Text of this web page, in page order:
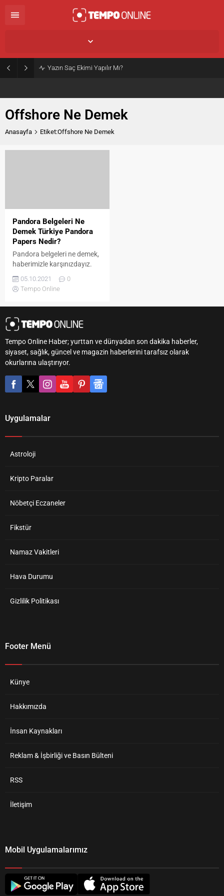
Yazın Saç Ekimi Yapılır Mı?
Offshore Ne Demek
Anasayfa Etiket:Offshore Ne Demek
Pandora Belgeleri Ne
Demek Türkiye Pandora
Papers Nedir?
Pandora belgeleri ne demek,
haberimizle karşınızdayız.
pandora belgeleri ne demek,
pandora papers nedir ve
yanıtlamaya çalıştık.
WhatsApp, Instagram ve
Facebook’un tüm dünyada
çökmesi ve internette de
ciddi yavaşlamaların
meydana gelmesi ile birlikte
Pandora ne demek ya da
Pandora belgeleri...
05.10.2021
0
Tempo Online
Tempo Online Haber; yurttan ve dünyadan son dakika haberler,
siyaset, sağlık, güncel ve magazin haberlerini tarafsız olarak
okurlarına ulaştırıyor.
Uygulamalar
Astroloji
Kripto Paralar
Nöbetçi Eczaneler
Fikstür
Namaz Vakitleri
Hava Durumu
Gizlilik Politikası
Footer Menü
Künye
Hakkımızda
İnsan Kaynakları
Reklam & İşbirliği ve Basın Bülteni
RSS
İletişim
Mobil Uygulamalarımız